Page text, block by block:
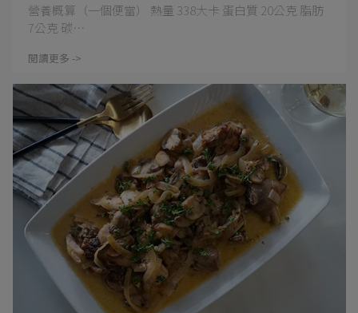
營養概算（一個便當） 熱量 338大卡 蛋白質 20公克 脂肪
7公克 碳⋯
閱讀更多 ->